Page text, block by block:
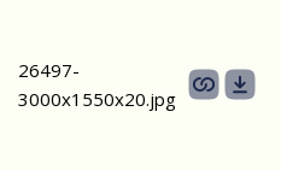
26497-
3000х1550х20.jpg